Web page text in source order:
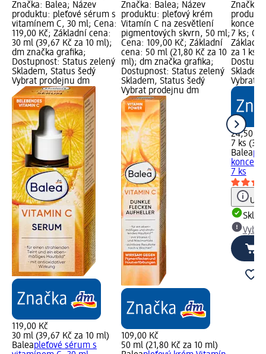
Značka: Balea; Název
produktu: pleťové sérum s
vitamínem C, 30 ml; Cena:
119,00 Kč; Základní cena:
30 ml (39,67 Kč za 10 ml);
dm značka grafika;
Dostupnost: Status zelený
Skladem, Status šedý
Vybrat prodejnu dm
119,00 Kč
30 ml (39,67 Kč za 10 ml)
Baleapleťové sérum s
Značka: Balea; Název
produktu: pleťový krém
Vitamín C na zesvětlení
pigmentových skvrn, 50 ml;
Cena: 109,00 Kč; Základní
cena: 50 ml (21,80 Kč za 10
ml); dm značka grafika;
Dostupnost: Status zelený
Skladem, Status šedý
Vybrat prodejnu dm
109,00 Kč
50 ml (21,80 Kč za 10 ml)
Značka:
7 ks;
Základní
za 1 ks);
Vybrat
24,50 Kč
7 ks
Balea
7 ks